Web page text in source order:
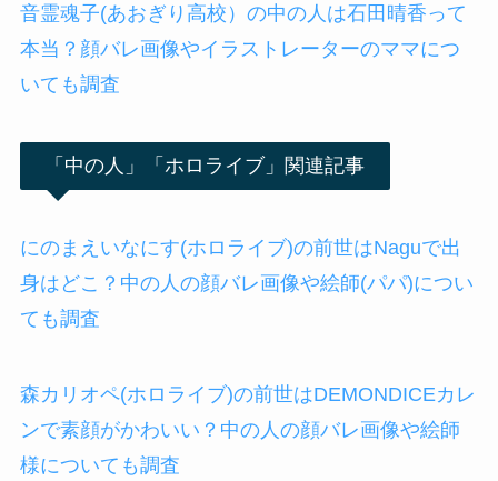
音霊魂子(あおぎり高校）の中の人は石田晴香って
本当？顔バレ画像やイラストレーターのママにつ
いても調査
「中の人」「ホロライブ」関連記事
にのまえいなにす(ホロライブ)の前世はNaguで出
身はどこ？中の人の顔バレ画像や絵師(パパ)につい
ても調査
森カリオペ(ホロライブ)の前世はDEMONDICEカレ
ンで素顔がかわいい？中の人の顔バレ画像や絵師
様についても調査